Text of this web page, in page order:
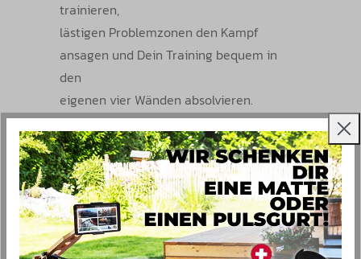
trainieren,
lästigen Problemzonen den Kampf
ansagen und Dein Training bequem in
den
eigenen vier Wänden absolvieren.
Also schaudoch einfach mal in
unsereProdukt-Auswahl, entscheide Dich
für ein effektives Fettverbrennungs -
undAusdauertraining und werden Sie mit
einem Christopeit-Trainingsgerät „Ready
for Fitness“, denn nur „das beste Gerät ist